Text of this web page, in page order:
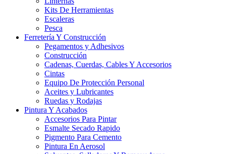
Kits De Herramientas
Escaleras
Pesca
Ferretería Y Construcción
Pegamentos y Adhesivos
Construcción
Cadenas, Cuerdas, Cables Y Accesorios
Cintas
Equipo De Protección Personal
Aceites y Lubricantes
Ruedas y Rodajas
Pintura Y Acabados
Accesorios Para Pintar
Esmalte Secado Rapido
Pigmento Para Cemento
Pintura En Aerosol